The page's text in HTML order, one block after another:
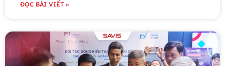
ĐỌC BÀI VIẾT »